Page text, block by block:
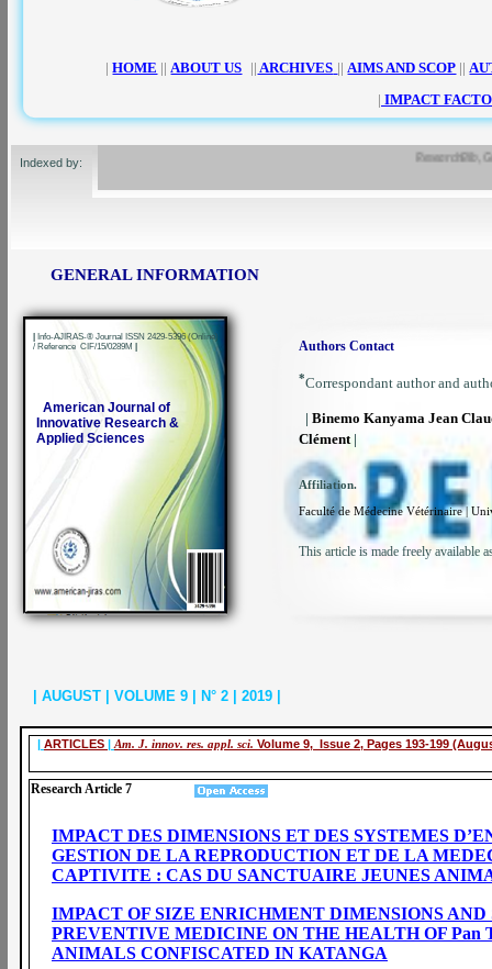
GENERAL INFORMATION
ResearchBib,
Indexed by:
| ARTICLES | Am. J. innov. res. appl. sci. Volume 9, Issue 2, Pages 193-199
Research Article 7
|HOME || ABOUT US || ARCHIVES || AIMS AND SCOP ||
| IMPACT
| AUGUST | VOLUME 9 | N° 2 | 2019 |
Authors Contact
*Correspondant author and
| Binemo Kanyama Jean
Clément |
Affiliation.
Faculté de Médecine Vétérinaire |
This article is made freely available
| Info-AJIRAS-® Journal ISSN 2429-5396 (Online)
/ Reference CIF/15/0289M |
American Journal of
Innovative Research &
Applied Sciences
IMPACT DES DIMENSIONS ET DES SYSTEMES
GESTION DE LA REPRODUCTION ET DE LA
CAPTIVITE : CAS DU SANCTUAIRE JEUNES
IMPACT OF SIZE ENRICHMENT DIMENSIONS
PREVENTIVE MEDICINE ON THE HEALTH OF Pan
ANIMALS CONFISCATED IN KATANGA